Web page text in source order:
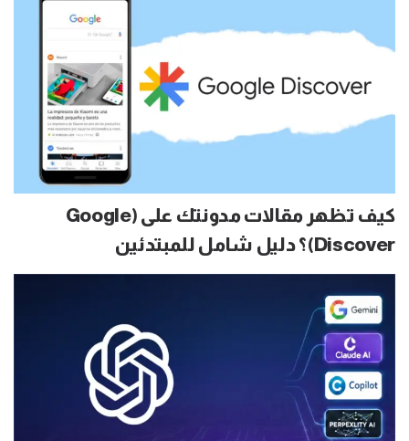
كيف تظهر مقالات مدونتك على (Google
Discover)؟ دليل شامل للمبتدئين